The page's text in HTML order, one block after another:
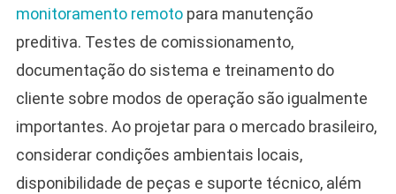
monitoramento remotopara manutenção
preditiva. Testes de comissionamento,
documentação do sistema e treinamento do
cliente sobre modos de operação são igualmente
importantes. Ao projetar para o mercado brasileiro,
considerar condições ambientais locais,
disponibilidade de peças e suporte técnico, além